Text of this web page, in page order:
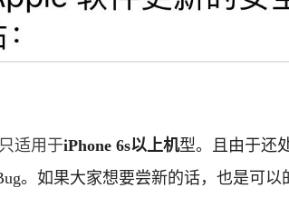
适用于iPhone 6s以上机型。且由于还
。如果大家想要尝新的话，也是可以